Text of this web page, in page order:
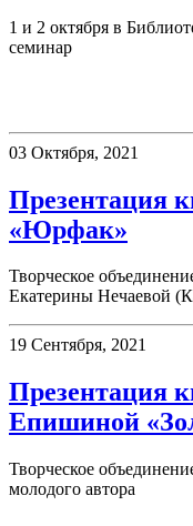
1 и 2 октября в
семинар
03 Октября, 2021
Презентация
«Юрфак»
Творческое
Екатерины Нечаевой
19 Сентября, 2021
Презентация
Епишиной
Творческое
молодого автора